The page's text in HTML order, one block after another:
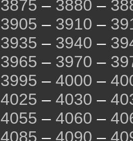
3875 – 3880 –
3905 – 3910 –
3935 – 3940 –
3965 – 3970 –
3995 – 4000 –
4025 – 4030 –
4055 – 4060 –
4085 – 4090 –